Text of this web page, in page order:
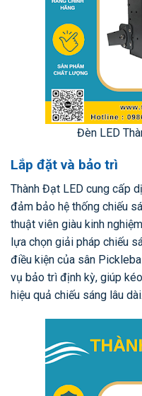
Đèn LED
Lắp đặt và bảo trì
Thành Đạt LED cung cấp
đảm bảo hệ thống chiếu
thuật viên giàu kinh
lựa chọn giải pháp chiếu
điều kiện của sân
vụ bảo trì định kỳ, giúp
hiệu quả chiếu sáng lâu dài.